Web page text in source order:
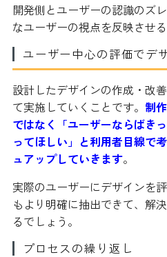
開発側とユーザーの認識のズ
なユーザーの視点を反映させ
ユーザー中心の評価でデ
設計したデザインの作成・改
て実施していくことです。 制
ではなく「ユーザーならばき
ってほしい」と利用者目線で
ュアップしていきます。
実際のユーザーにデザインを
もより明確に抽出できて、解
るでしょう。
プロセスの繰り返し